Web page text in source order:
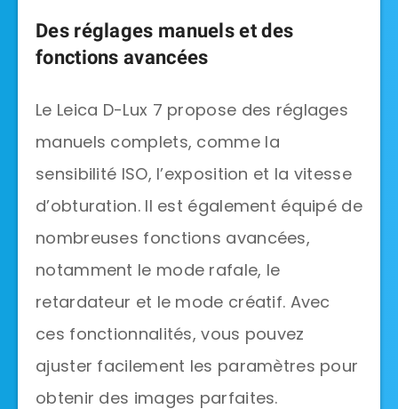
Des réglages manuels et des
fonctions avancées
Le Leica D-Lux 7 propose des réglages
manuels complets, comme la
sensibilité ISO, l’exposition et la vitesse
d’obturation. Il est également équipé de
nombreuses fonctions avancées,
notamment le mode rafale, le
retardateur et le mode créatif. Avec
ces fonctionnalités, vous pouvez
ajuster facilement les paramètres pour
obtenir des images parfaites.